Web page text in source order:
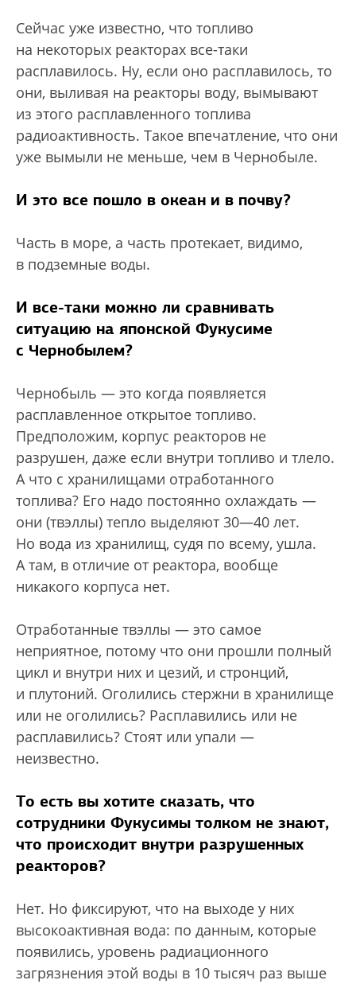
Сейчас уже известно, что топливо
на некоторых реакторах все-таки
расплавилось. Ну, если оно расплавилось, то
они, выливая на реакторы воду, вымывают
из этого расплавленного топлива
радиоактивность. Такое впечатление, что они
уже вымыли не меньше, чем в Чернобыле.
И это все пошло в океан и в почву?
Часть в море, а часть протекает, видимо,
в подземные воды.
И все-таки можно ли сравнивать
ситуацию на японской Фукусиме
с Чернобылем?
Чернобыль — это когда появляется
расплавленное открытое топливо.
Предположим, корпус реакторов не
разрушен, даже если внутри топливо и тлело.
А что с хранилищами отработанного
топлива? Его надо постоянно охлаждать —
они (твэллы) тепло выделяют 30—40 лет.
Но вода из хранилищ, судя по всему, ушла.
А там, в отличие от реактора, вообще
никакого корпуса нет.
Отработанные твэллы — это самое
неприятное, потому что они прошли полный
цикл и внутри них и цезий, и стронций,
и плутоний. Оголились стержни в хранилище
или не оголились? Расплавились или не
расплавились? Стоят или упали —
неизвестно.
То есть вы хотите сказать, что
сотрудники Фукусимы толком не знают,
что происходит внутри разрушенных
реакторов?
Нет. Но фиксируют, что на выходе у них
высокоактивная вода: по данным, которые
появились, уровень радиационного
загрязнения этой воды в 10 тысяч раз выше